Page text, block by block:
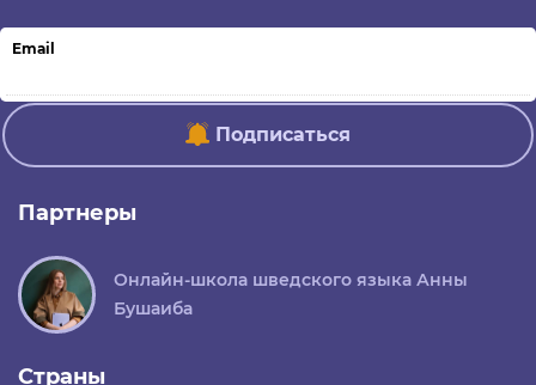
Email
Подписаться
Партнеры
Онлайн-школа шведского языка Анны
Бушаиба
Страны